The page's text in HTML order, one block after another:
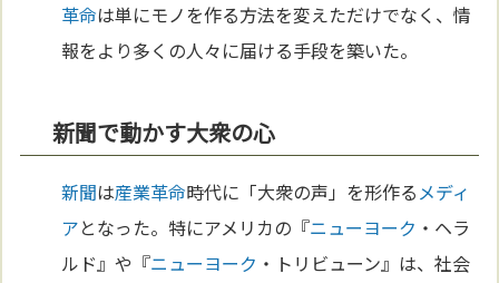
革命は単にモノを作る方法を変えただけでなく、情
報をより多くの人々に届ける手段を築いた。
新聞で動かす大衆の心
新聞は産業革命時代に「大衆の声」を形作るメディ
アとなった。特にアメリカの『ニューヨーク ・ヘラ
ルド』や『ニューヨーク ・トリビューン』は、社会